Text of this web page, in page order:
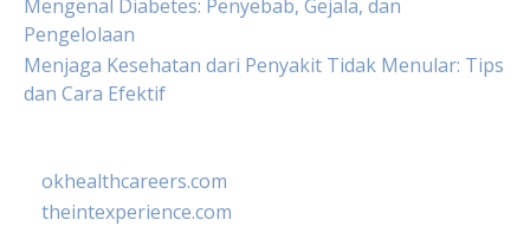
Mengenal Diabetes: Penyebab, Gejala, dan
Pengelolaan
Menjaga Kesehatan dari Penyakit Tidak Menular: Tips
dan Cara Efektif
okhealthcareers.com
theintexperience.com